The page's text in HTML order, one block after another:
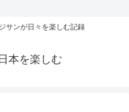
サンが日々を楽しむ記録
本を楽しむ